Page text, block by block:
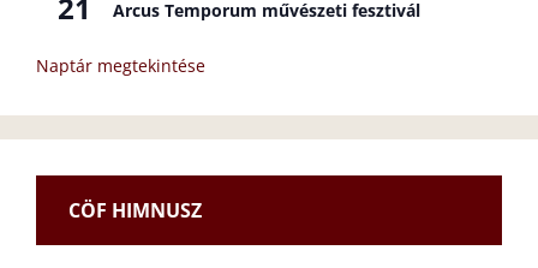
21 Arcus Temporum művészeti fesztivál
Naptár megtekintése
CÖF HIMNUSZ